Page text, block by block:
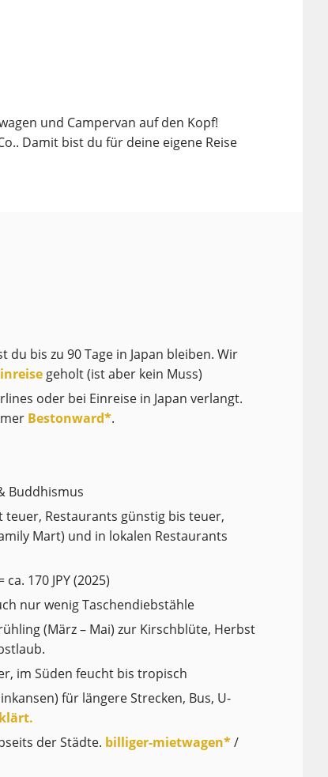
und Campervan auf den Kopf!
Damit bist du für deine eigene Reise
du bis zu 90 Tage in Japan bleiben. Wir
geholt (ist aber kein Muss)
oder bei Einreise in Japan verlangt.
Bestonward*.
Buddhismus
Restaurants günstig bis teuer,
Mart) und in lokalen Restaurants
ca. 170 JPY (2025)
nur wenig Taschendiebstähle
(März – Mai) zur Kirschblüte, Herbst
im Süden feucht bis tropisch
für längere Strecken, Bus, U-
der Städte. billiger-mietwagen*/